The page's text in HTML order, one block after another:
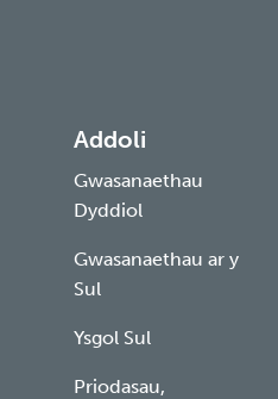
Addoli
Gwasanaethau
Dyddiol
Gwasanaethau ar y
Sul
Ysgol Sul
Priodasau,